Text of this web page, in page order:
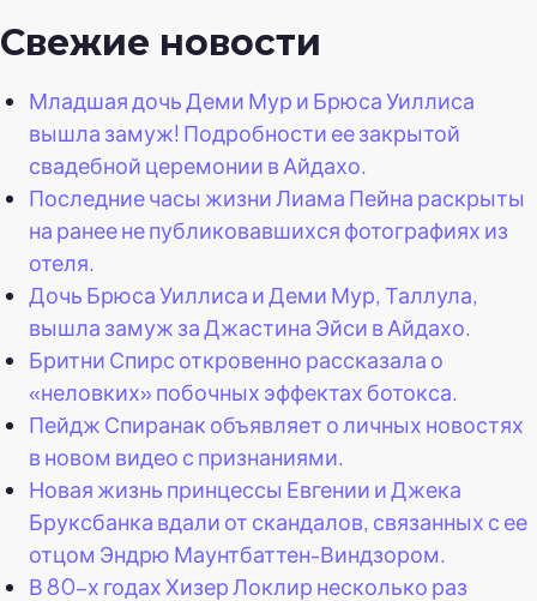
Свежие новости
Младшая дочь Деми Мур и Брюса Уиллиса
вышла замуж! Подробности ее закрытой
свадебной церемонии в Айдахо.
Последние часы жизни Лиама Пейна раскрыты
на ранее не публиковавшихся фотографиях из
отеля.
Дочь Брюса Уиллиса и Деми Мур, Таллула,
вышла замуж за Джастина Эйси в Айдахо.
Бритни Спирс откровенно рассказала о
«неловких» побочных эффектах ботокса.
Пейдж Спиранак объявляет о личных новостях
в новом видео с признаниями.
Новая жизнь принцессы Евгении и Джека
Бруксбанка вдали от скандалов, связанных с ее
отцом Эндрю Маунтбаттен-Виндзором.
В 80-х годах Хизер Локлир несколько раз